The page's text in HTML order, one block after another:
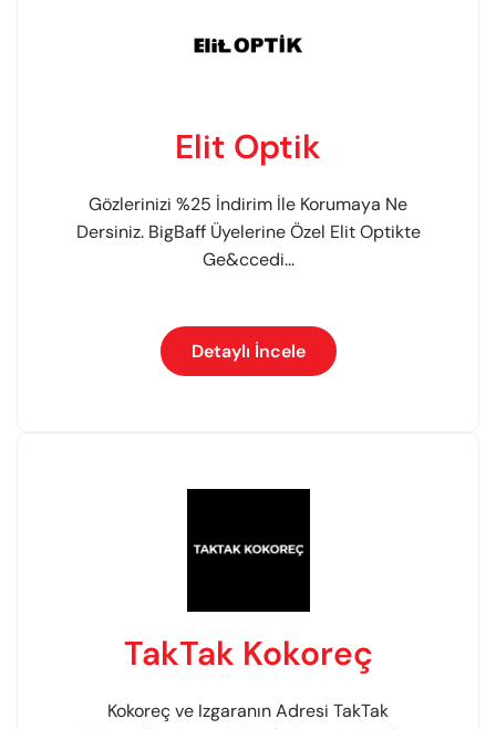
Elit Optik
Gözlerinizi %25 İndirim İle Korumaya Ne
Dersiniz. BigBaff Üyelerine Özel Elit Optikte
Ge&ccedi...
Detaylı İncele
TakTak Kokoreç
Kokoreç ve Izgaranın Adresi TakTak